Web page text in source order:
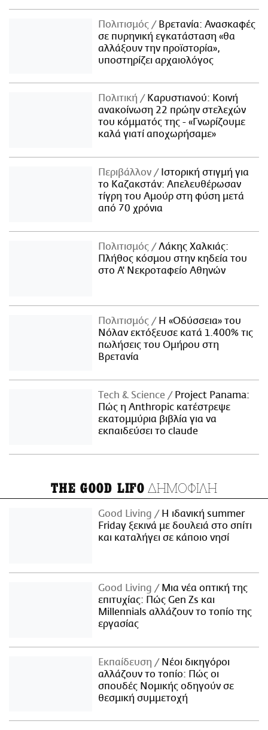
Πολιτισμός
Βρετανία: Ανασκαφές
σε πυρηνική εγκατάσταση «θα
αλλάξουν την προϊστορία»,
υποστηρίζει αρχαιολόγος
Πολιτική
Καρυστιανού: Κοινή
ανακοίνωση 22 πρώην στελεχών
του κόμματός της - «Γνωρίζουμε
καλά γιατί αποχωρήσαμε»
Περιβάλλον
Ιστορική στιγμή για
το Καζακστάν: Απελευθέρωσαν
τίγρη του Αμούρ στη φύση μετά
από 70 χρόνια
Πολιτισμός
Λάκης Χαλκιάς:
Πλήθος κόσμου στην κηδεία του
στο Α' Νεκροταφείο Αθηνών
Πολιτισμός
Η «Οδύσσεια» του
Νόλαν εκτόξευσε κατά 1.400% τις
πωλήσεις του Ομήρου στη
Βρετανία
Τech & Science
Project Panama:
Πώς η Anthropic κατέστρεψε
εκατομμύρια βιβλία για να
εκπαιδεύσει το claude
THE GOOD LIFO ΔΗΜΟΦΙΛΗ
Good Living
Η ιδανική summer
Friday ξεκινά με δουλειά στο σπίτι
και καταλήγει σε κάποιο νησί
Good Living
Μια νέα οπτική της
επιτυχίας: Πώς Gen Zs και
Millennials αλλάζουν το τοπίο της
εργασίας
Εκπαίδευση
Νέοι δικηγόροι
αλλάζουν το τοπίο: Πώς οι
σπουδές Νομικής οδηγούν σε
θεσμική συμμετοχή